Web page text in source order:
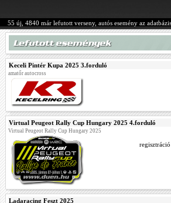
55 új, 4840 már lefutott verseny, autós esemény az
Keceli Pintér Kupa 2025 3.forduló
amatőr autocross
Virtual Peugeot Rally Cup Hungary 2025 4.forduló
Virtual Peugeot Rally Cup Hungary 2025
Ladaracing Feszt 2025